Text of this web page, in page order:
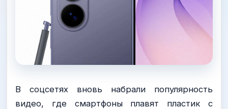
В соцсетях вновь набрали популярность
видео, где смартфоны плавят пластик с